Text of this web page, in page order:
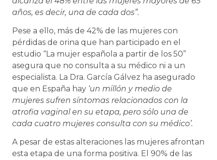
años, es decir, una de cada dos”.
Pese a ello, más de 42% de las mujeres con
pérdidas de orina que han participado en el
estudio ‘‘La mujer española a partir de los 50”
asegura que no consulta a su médico ni a un
especialista. La Dra. García Gálvez ha asegurado
que en España hay ‘un millón y medio de
mujeres sufren síntomas relacionados con la
atrofia vaginal en su etapa, pero sólo una de
cada cuatro mujeres consulta con su médico’.
A pesar de estas alteraciones las mujeres afrontan
esta etapa de una forma positiva. El 90% de las